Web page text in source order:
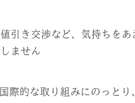
値引き交渉など、気持ちを
しません
国際的な取り組みにのっとり